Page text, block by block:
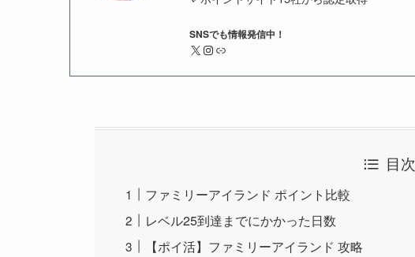
SNSでも情報発信中！
X Instagram リンク
目次
ファミリーアイランド ポイント比較
レベル25到達までにかかった日数
【ポイ活】ファミリーアイランド 攻略